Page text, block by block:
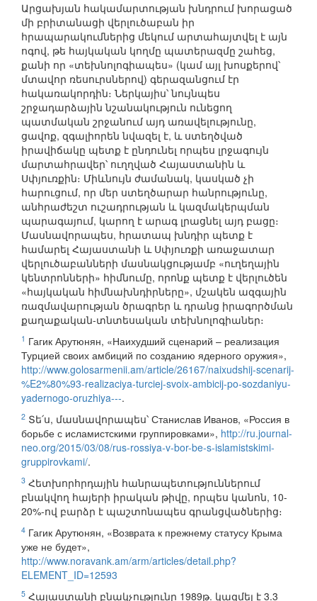
Արցախյան հակամարտության խնդրում խորացած
մի բրիտանացի վերլուծաբան իր
հրապարակումներից մեկում արտահայտվել է այն
ոգով, թե հայկական կողմը պատերազմը շահեց,
քանի որ «տեխնոլոգիապես» (կամ այլ խոսքերով՝
մտավոր ռեսուրսներով) գերազանցում էր
հակառակորդին։ Ներկայիս՝ նույնպես
շրջադարձային նշանակություն ունեցող
պատմական շրջանում այդ առավելությունը,
ցավոք, զգալիորեն նվազել է, և ստեղծված
իրավիճակը պետք է ընդունել որպես լրջագույն
մարտահրավեր՝ ուղղված Հայաստանին և
Սփյուռքին։ Միևնույն ժամանակ, կասկած չի
հարուցում, որ մեր ստեղծարար հանրությունը,
անհրաժեշտ ուշադրության և կազմակերպման
պարագայում, կարող է արագ լրացնել այդ բացը։
Մասնավորապես, հրատապ խնդիր պետք է
համարել Հայաստանի և Սփյուռքի առաջատար
վերլուծաբանների մասնակցությամբ «ուղեղային
կենտրոնների» հիմնումը, որոնք պետք է վերլուծեն
«հայկական հիմնախնդիրները», մշակեն ազգային
ռազմավարության ծրագրեր և դրանց իրագործման
քաղաքական-տնտեսական տեխնոլոգիաներ։
1 Гагик Арутюнян, «Наихудший сценарий – реализация
Турцией своих амбиций по созданию ядерного оружия»,
http://www.golosarmenii.am/article/26167/naixudshij-scenarij-
%E2%80%93-realizaciya-turciej-svoix-ambicij-po-sozdaniyu-
yadernogo-oruzhiya---.
2 Տե՛ս, մասնավորապես՝ Станислав Иванов, «Россия в
борьбе с исламистскими группировками», http://ru.journal-
neo.org/2015/03/08/rus-rossiya-v-bor-be-s-islamistskimi-
gruppirovkami/.
3 Հետխորհրդային հանրապետություններում
բնակվող հայերի իրական թիվը, որպես կանոն, 10-
20%-ով բարձր է պաշտոնապես գրանցվածներից։
4 Гагик Арутюнян, «Возврата к прежнему статусу Крыма
уже не будет»,
http://www.noravank.am/arm/articles/detail.php?
ELEMENT_ID=12593
5 Հայաստանի բնակչությունը 1989թ. կազմել է 3.3